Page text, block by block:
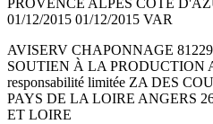
PROVENCE ALPES CÔTE
01/12/2015 01/12/2015 VAR
AVISERV CHAPONNAGE
SOUTIEN À LA PRODUCTION
responsabilité limitée ZA DES
PAYS DE LA LOIRE ANGERS
ET LOIRE